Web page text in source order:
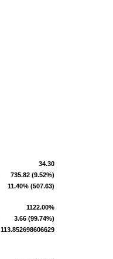
34.30
735.82 (9.52%)
11.40% (507.63)
1122.00%
3.66 (99.74%)
113.852698606629